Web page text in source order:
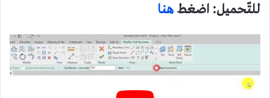
للتّحميل: اضغطهنا